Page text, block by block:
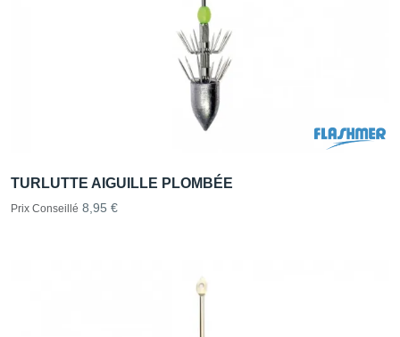
TURLUTTE AIGUILLE PLOMBÉE
Prix Conseillé 8,95 €